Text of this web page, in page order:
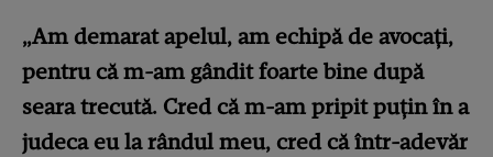
„Am demarat apelul, am echipă de avocați,
pentru că m-am gândit foarte bine după
seara trecută. Cred că m-am pripit puțin în a
judeca eu la rândul meu, cred că într-adevăr